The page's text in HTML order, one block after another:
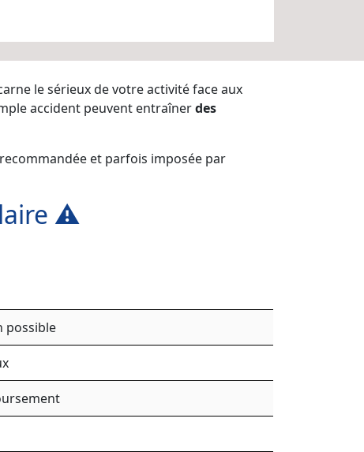
le sérieux de votre activité face aux
accident peuvent entraînerdes
et parfois imposée par
⚠️
possible